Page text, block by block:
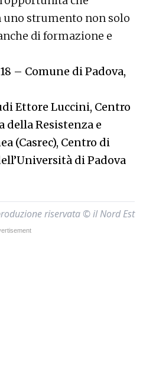
strumento non solo
di formazione e
– Comune di Padova,
Ettore Luccini, Centro
della Resistenza e
(Casrec), Centro di
di Padova
riservata © il Nord Est